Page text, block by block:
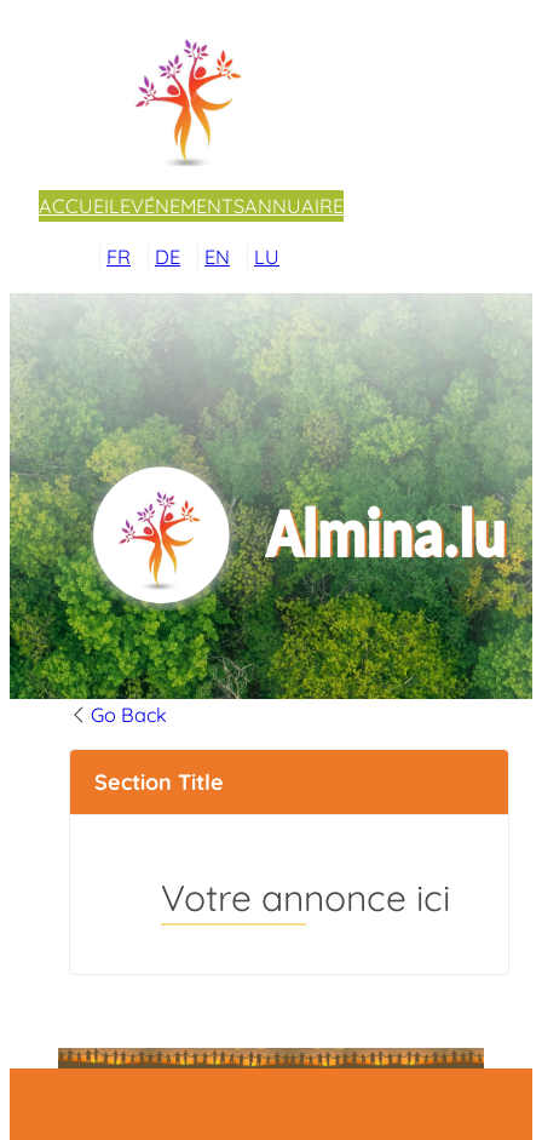
ACCUEILEVÉNEMENTSANNUAIRE
FR DE EN LU
Go Back
Section Title
Votre annonce ici